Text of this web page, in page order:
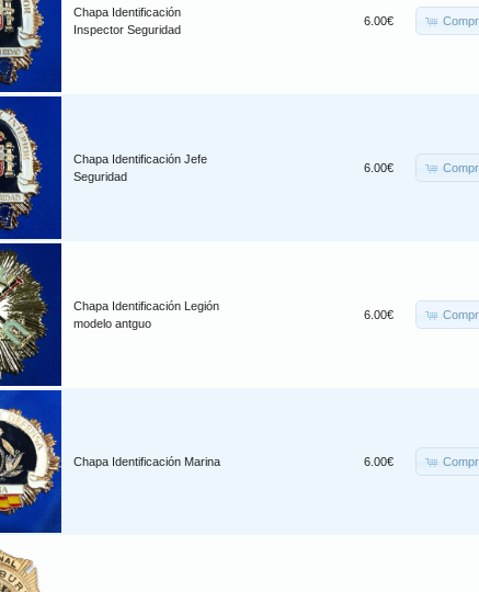
Chapa Identificación
Inspector Seguridad
6.00€
Chapa Identificación Jefe
Seguridad
6.00€
Chapa Identificación Legión
modelo antguo
6.00€
Chapa Identificación Marina 6.00€